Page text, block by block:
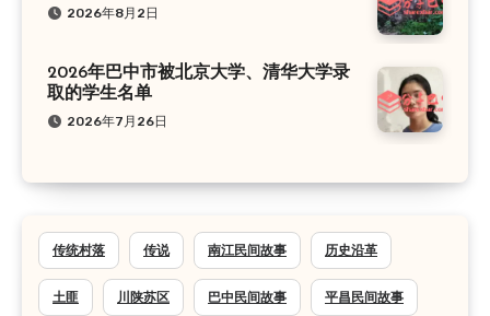
2026年8月2日
2026年巴中市被北京大学、清华大学录
取的学生名单
2026年7月26日
传统村落 传说 南江民间故事 历史沿革
土匪 川陕苏区 巴中民间故事 平昌民间故事